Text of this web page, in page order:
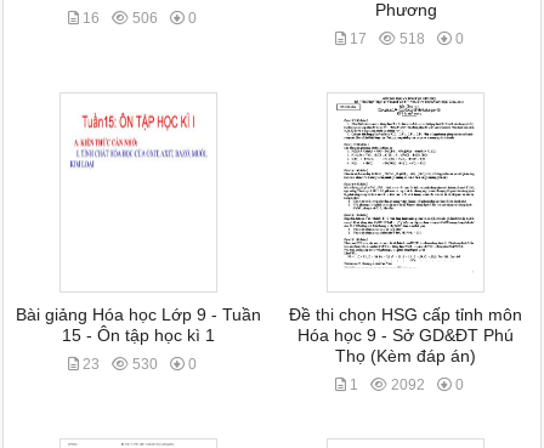
16 506 0
Phương
17 518 0
Bài giảng Hóa học Lớp 9 - Tuần
15 - Ôn tập học kì 1
23 530 0
Đề thi chọn HSG cấp tỉnh môn
Hóa học 9 - Sở GD&ĐT Phú
Thọ (Kèm đáp án)
1 2092 0